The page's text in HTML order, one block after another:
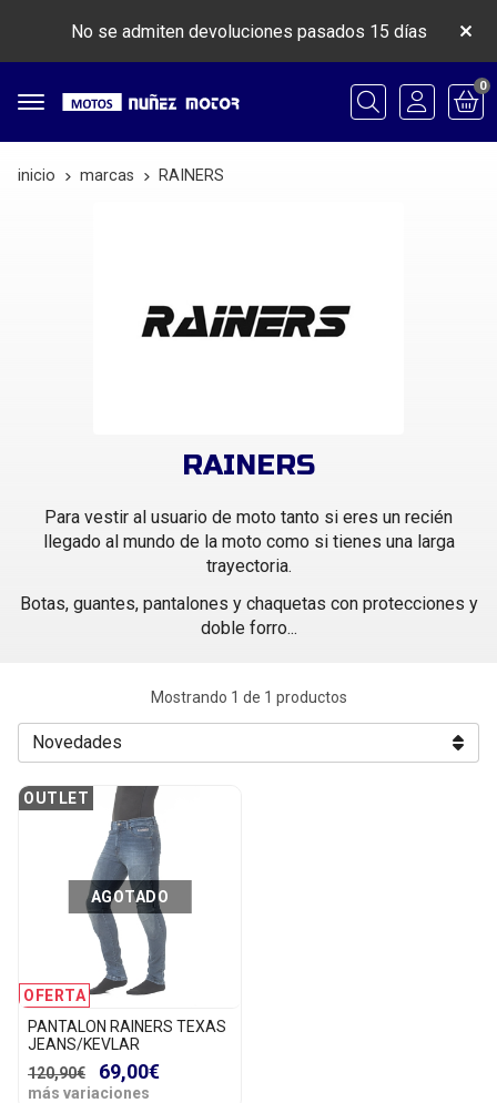
No se admiten devoluciones pasados 15 días
Buscar
0
inicio marcas RAINERS
RAINERS
Para vestir al usuario de moto tanto si eres un recién
llegado al mundo de la moto como si tienes una larga
trayectoria.
Botas, guantes, pantalones y chaquetas con protecciones y
doble forro...
Mostrando 1 de 1 productos
OFERTA
OUTLET
AGOTADO
PANTALON RAINERS TEXAS
JEANS/KEVLAR
120,90€
69,00€
más variaciones